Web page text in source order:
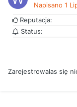
Napisano 1
Reputacja:
Status:
Zarejestrowalas się